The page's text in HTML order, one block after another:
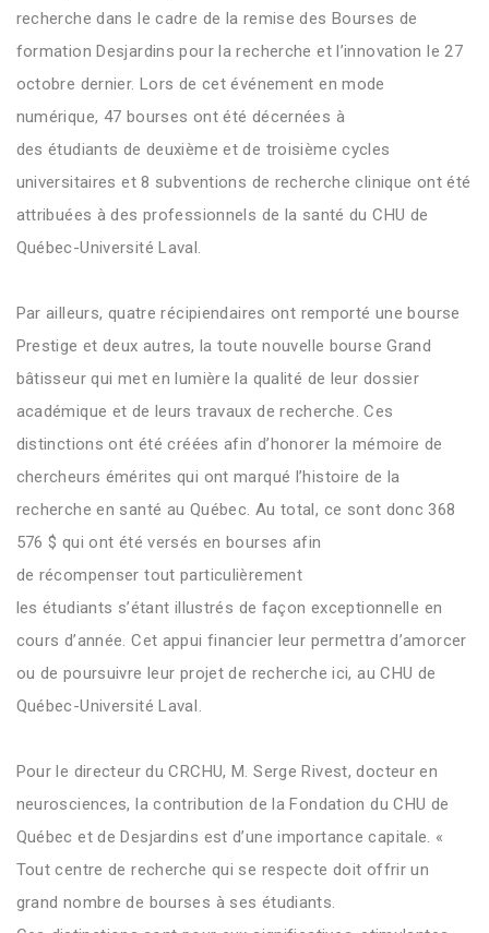
recherchedans le cadre de la remise des Bourses de
formation Desjardins pour la recherche et l’innovation le 27
octobre dernier. Lors de cet événementen mode
numérique, 47 bourses ont été décernées à
des étudiants de deuxième et de troisième cycles
universitaires et8 subventions de recherche clinique ont été
attribuées à des professionnels de la santé du CHU de
Québec-Université Laval
Par ailleurs, quatre récipiendaires ont remporté une bourse
Prestige et deux autres, la toute nouvelle bourse Grand
bâtisseur qui met en lumièrela qualité de leur dossier
académique et de leurs travaux de recherche. Ces
distinctions ont été créées afin d’honorer la mémoire de
chercheurs émérites qui ont marqué l’histoire de la
recherche en santé au Québec. Au total, ce sont donc368
576 $ qui ont été versés en bourses afin
de récompenser tout particulièrement
les étudiants s’étant illustrés de façon exceptionnelle en
cours d’année .Cet appui financier leur permettra d’amorcer
ou de poursuivre leur projet de recherche ici, au CHU de
Québec-Université Laval
Pour le directeur du CRCHU, M. Serge Rivest,docteur en
neurosciences,la contribution de la Fondation du CHU de
Québec et de Desjardins est d’une importance capitale. «
Tout centre de recherche qui se respecte doit offrir un
grand nombre de bourses à ses étudiants.